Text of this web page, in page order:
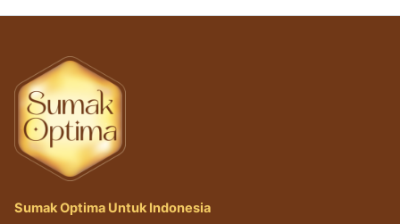
Sumak Optima Untuk Indonesia